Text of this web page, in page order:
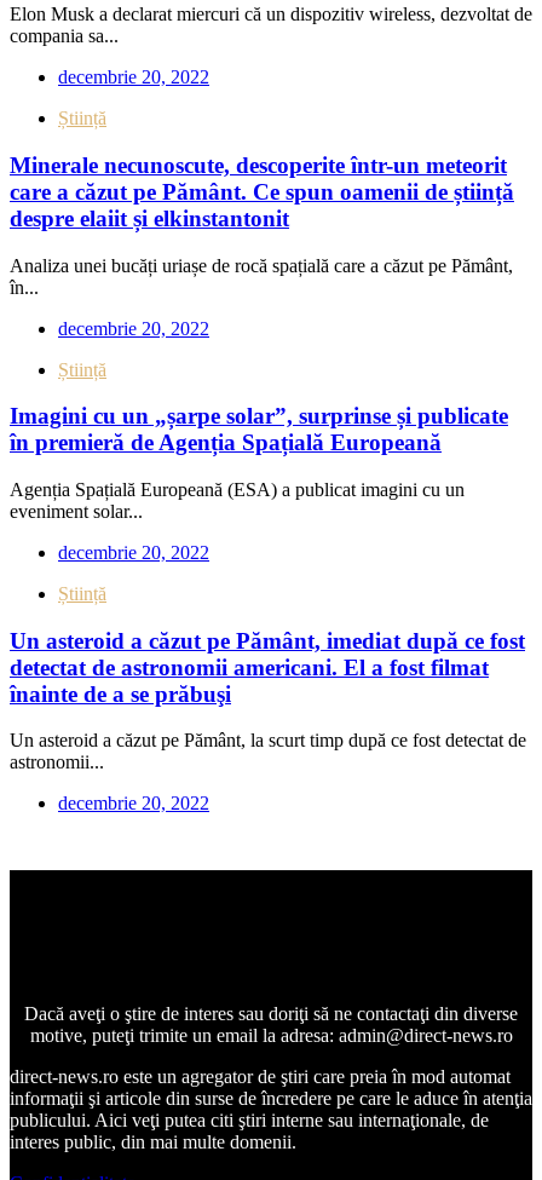
Elon Musk a declarat miercuri că un dispozitiv wireless, dezvoltat de
compania sa...
decembrie 20, 2022
Știință
Minerale necunoscute, descoperite într-un meteorit
care a căzut pe Pământ. Ce spun oamenii de știință
despre elaiit și elkinstantonit
Analiza unei bucăți uriașe de rocă spațială care a căzut pe Pământ,
în...
decembrie 20, 2022
Știință
Imagini cu un „șarpe solar”, surprinse și publicate
în premieră de Agenția Spațială Europeană
Agenția Spațială Europeană (ESA) a publicat imagini cu un
eveniment solar...
decembrie 20, 2022
Știință
Un asteroid a căzut pe Pământ, imediat după ce fost
detectat de astronomii americani. El a fost filmat
înainte de a se prăbuşi
Un asteroid a căzut pe Pământ, la scurt timp după ce fost detectat de
astronomii...
decembrie 20, 2022
Dacă aveţi o ştire de interes sau doriţi să ne contactaţi din diverse
motive, puteţi trimite un email la adresa: admin@direct-news.ro
direct-news.ro este un agregator de ştiri care preia în mod automat
informaţii şi articole din surse de încredere pe care le aduce în atenţia
publicului. Aici veţi putea citi ştiri interne sau internaţionale, de
interes public, din mai multe domenii.